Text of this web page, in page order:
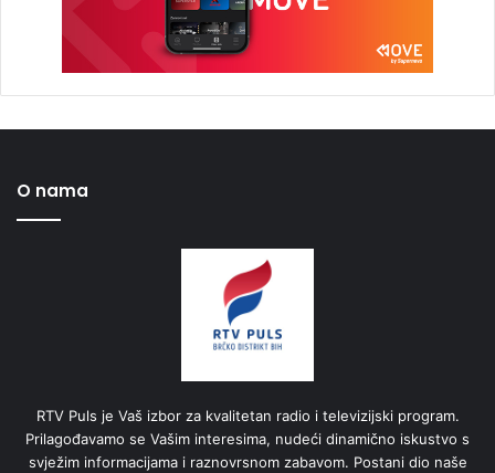
O nama
RTV Puls je Vaš izbor za kvalitetan radio i televizijski program.
Prilagođavamo se Vašim interesima, nudeći dinamično iskustvo s
svježim informacijama i raznovrsnom zabavom. Postani dio naše